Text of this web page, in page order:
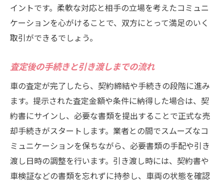
信頼性重視！市原市で安心して車を売るための
買取業者選び
信頼できる業者の選定基準
アフターサービスの有無をチェックする
過去のトラブル事例を調査する方法
保険と保証サービスを含めた検討ポイント
実績と歴史のある業者の利点
市原市の車買取業者を選ぶ際に見逃せないポイ
ントまとめ
市原市特有の市場動向を理解する
イントです。柔軟な対応と相手の立場を考えたコミュニ
ケーションを心がけることで、双方にとって満足のいく
取引ができるでしょう。
査定後の手続きと引き渡しまでの流れ
車の査定が完了したら、契約締結や手続きの段階に進み
ます。提示された査定金額や条件に納得した場合は、契
約書にサインし、必要な書類を提出することで正式な売
却手続きがスタートします。業者との間でスムーズなコ
ミュニケーションを保ちながら、必要書類の手配や引き
渡し日時の調整を行います。引き渡し時には、契約書や
車検証などの書類を忘れずに持参し、車両の状態を確認